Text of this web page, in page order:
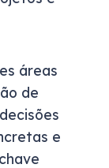
áreas
de
e